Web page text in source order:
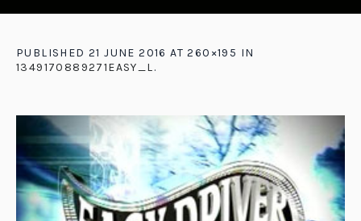
PUBLISHED 21 JUNE 2016 AT 260×195 IN
1349170889271EASY_L.